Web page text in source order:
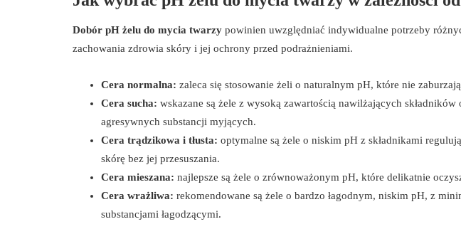
Dobór pH żelu do mycia twarzy powinien uwzględniać indywidualne potrzeby
zachowania zdrowia skóry i jej ochrony przed podrażnieniami.
Cera normalna: zaleca się stosowanie żeli o naturalnym pH, które nie
Cera sucha: wskazane są żele z wysoką zawartością nawilżających
agresywnych substancji myjących.
Cera trądzikowa i tłusta: optymalne są żele o niskim pH z składnikami
skórę bez jej przesuszania.
Cera mieszana: najlepsze są żele o zrównoważonym pH, które delikatnie
Cera wrażliwa: rekomendowane są żele o bardzo łagodnym, niskim pH, z
substancjami łagodzącymi.